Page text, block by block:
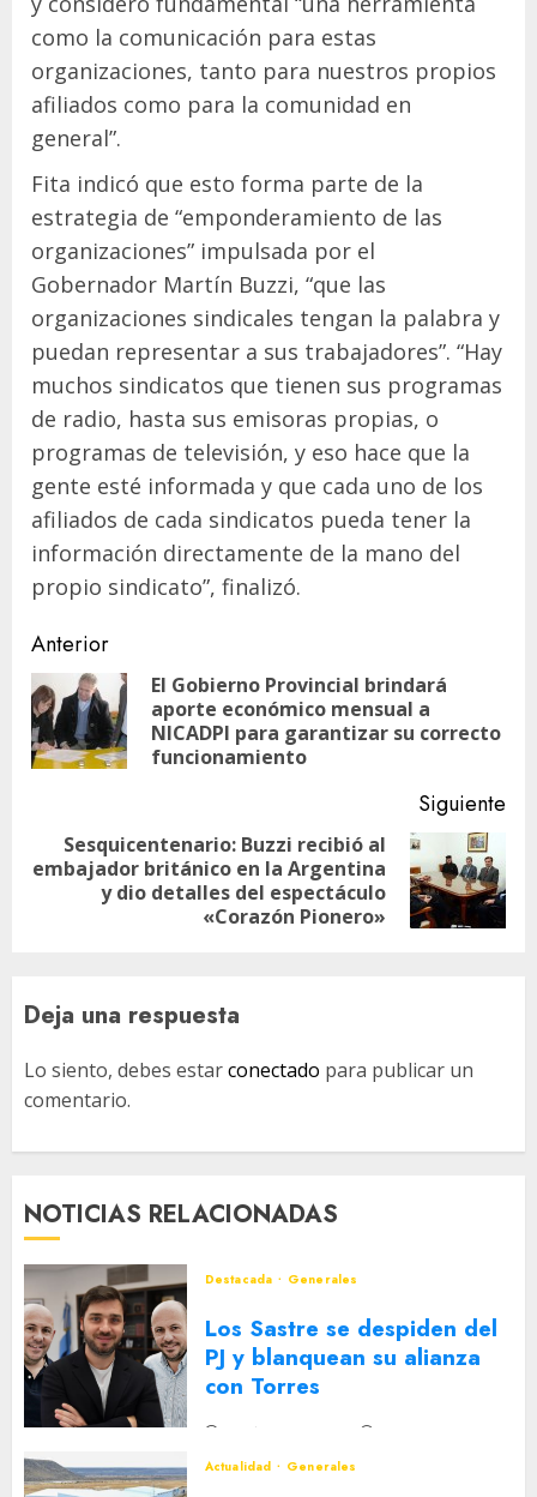
como la comunicación para estas
organizaciones, tanto para nuestros propios
afiliados como para la comunidad en
general”.
Fita indicó que esto forma parte de la
estrategia de “emponderamiento de las
organizaciones” impulsada por el
Gobernador Martín Buzzi, “que las
organizaciones sindicales tengan la palabra y
puedan representar a sus trabajadores”. “Hay
muchos sindicatos que tienen sus programas
de radio, hasta sus emisoras propias, o
programas de televisión, y eso hace que la
gente esté informada y que cada uno de los
afiliados de cada sindicatos pueda tener la
información directamente de la mano del
propio sindicato”, finalizó.
Navegación
de
entradas
Anterior
El Gobierno Provincial brindará
aporte económico mensual a
NICADPI para garantizar su correcto
funcionamiento
Siguiente
Siguiente
entrada:
Sesquicentenario: Buzzi recibió al
embajador británico en la Argentina
y dio detalles del espectáculo
«Corazón Pionero»
Deja una respuesta
Lo siento, debes estarconectado para publicar un
comentario.
NOTICIAS RELACIONADAS
Destacada Generales
Los Sastre se despiden del
PJ y blanquean su alianza
con Torres
2 DE AGOSTO DE 2026
Actualidad
Generales